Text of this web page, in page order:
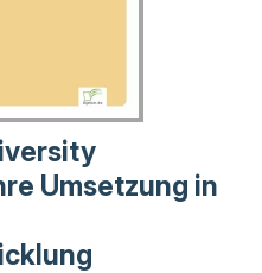
Umsetzung in